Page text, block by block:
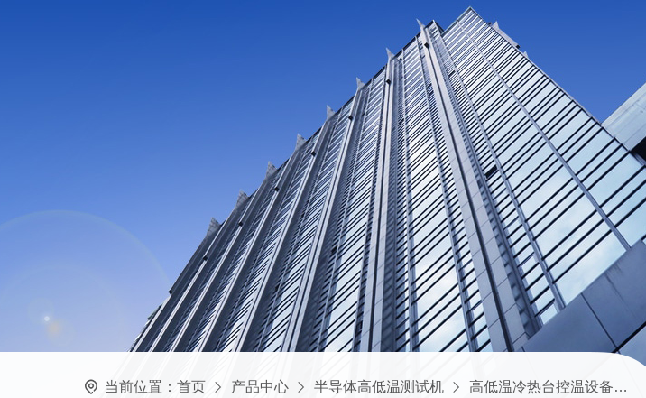
当前位置： 首页 产品中心 半导体高低温测试机 高低温冷热台控温设备